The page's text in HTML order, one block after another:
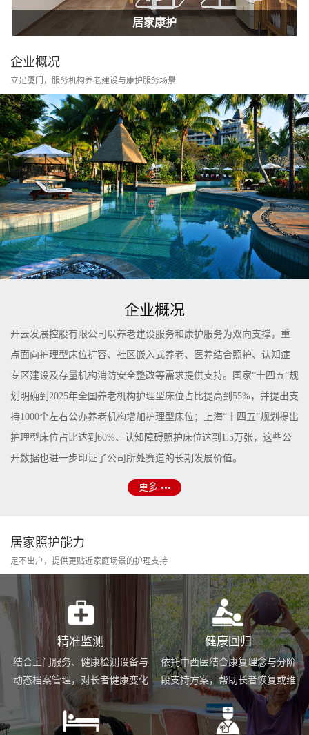
居家康护
家庭护士
居家康护
企业概况
立足厦门，服务机构养老建设与康护服务场景
企业概况
开云发展控股有限公司以养老建设服务和康护服务为双向支撑，重
点面向护理型床位扩容、社区嵌入式养老、医养结合照护、认知症
专区建设及存量机构消防安全整改等需求提供支持。国家“十四五”规
划明确到2025年全国养老机构护理型床位占比提高到55%，并提出支
持1000个左右公办养老机构增加护理型床位；上海“十四五”规划提出
护理型床位占比达到60%、认知障碍照护床位达到1.5万张，这些公
开数据也进一步印证了公司所处赛道的长期发展价值。
更多
居家照护能力
足不出户，提供更贴近家庭场景的护理支持
精准监测
结合上门服务、健康检测设备与
动态档案管理，对长者健康变化
进行持续跟踪与基础预警。
健康回归
依托中西医结合康复理念与分阶
段支持方案，帮助长者恢复或维
持身体功能，提升生活便利度。